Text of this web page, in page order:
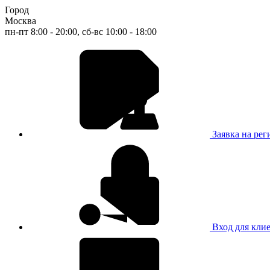
Город
Москва
пн-пт 8:00 - 20:00, сб-вс 10:00 - 18:00
Заявка на
Вход для